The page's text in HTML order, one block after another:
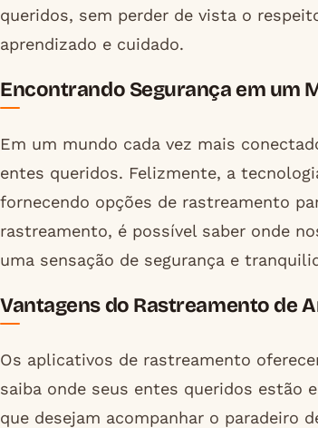
queridos, sem perder de vista o
aprendizado e cuidado.
Encontrando Segurança em um
Em um mundo cada vez mais
entes queridos. Felizmente, a
fornecendo opções de rastreamento
rastreamento, é possível saber onde
uma sensação de segurança e
Vantagens do Rastreamento de
Os aplicativos de rastreamento
saiba onde seus entes queridos estão
que desejam acompanhar o paradeiro